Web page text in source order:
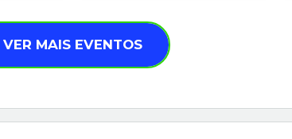
VER MAIS EVENTOS